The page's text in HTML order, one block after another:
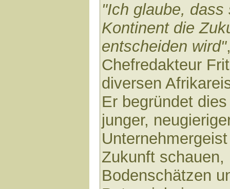
"Ich glaube,
Kontinent die
entscheiden wird"
Chefredakteur
diversen
Er begründet
junger,
Zukunft
Bodenschätzen